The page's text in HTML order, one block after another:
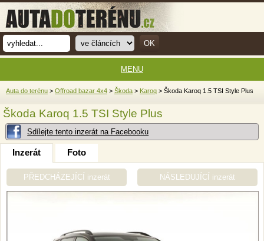
Auta do terénu > Offroad bazar 4x4 > Škoda > Karoq > Škoda Karoq 1.5 TSI Style Plus
Škoda Karoq 1.5 TSI Style Plus
Sdílejte tento inzerát na Facebooku
Inzerát Foto
PŘEDCHÁZEJÍCÍ inzerát NÁSLEDUJÍCÍ inzerát
MENU